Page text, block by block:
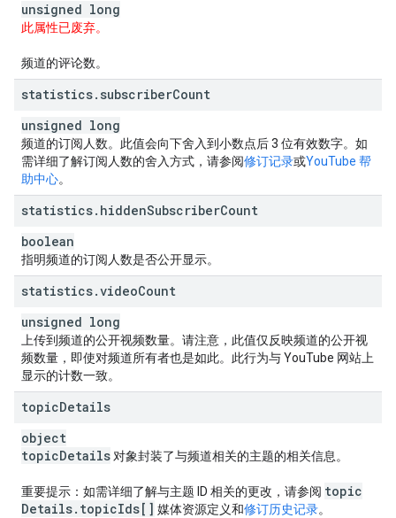
unsigned long
此属性已废弃。
频道的评论数。
statistics. subscriberCount
unsigned long
频道的订阅人数。此值会向下舍入到小数点后 3 位有效数字。如
需详细了解订阅人数的舍入方式，请参阅修订记录或YouTube 帮
助中心。
statistics. hiddenSubscriberCount
boolean
指明频道的订阅人数是否公开显示。
statistics.videoCount
unsigned long
上传到频道的公开视频数量。请注意，此值仅反映频道的公开视
频数量，即使对频道所有者也是如此。此行为与 YouTube 网站上
显示的计数一致。
topicDetails
object
topicDetails 对象封装了与频道相关的主题的相关信息。
重要提示 ：如需详细了解与主题 ID 相关的更改，请参阅 topic
Details. topicIds[] 媒体资源定义和修订历史记录。